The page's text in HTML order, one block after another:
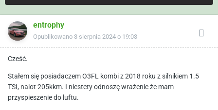
entrophy
Opublikowano 3 sierpnia 2024 o 19:03
Cześć.
Stałem się posiadaczem O3FL kombi z 2018 roku z silnikiem 1.5
TSI, nalot 205kkm. I niestety odnoszę wrażenie że mam
przyspieszenie do luftu.